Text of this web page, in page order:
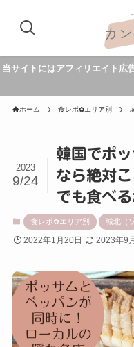
当サイトにはアフィリエイト広
ホーム 食レポ✿エリア別
韓国でポ
なら絶対
でも食べ
2023
9/24
食レポ✿エリア別 城北（
2022年1月20日 2023年9